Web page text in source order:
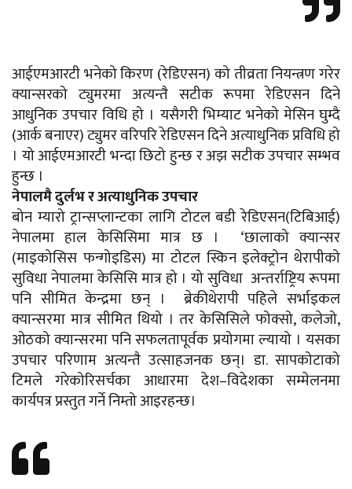
आईएमआरटी भनेको किरण (रेडिएसन) को तीव्रता नियन्त्रण गरेर
क्यान्सरको ट्युमरमा अत्यन्तै सटीक रूपमा रेडिएसन दिने
आधुनिक उपचार विधि हो । यसैगरी भिम्याट भनेको मेसिन घुम्दै
(आर्क बनाएर) ट्युमर वरिपरि रेडिएसन दिने अत्याधुनिक प्रविधि हो
। यो आईएमआरटी भन्दा छिटो हुन्छ र अझ सटीक उपचार सम्भव
हुन्छ ।
नेपालमै दुर्लभ र अत्याधुनिक उपचार
बोन म्यारो ट्रान्सप्लान्टका लागि टोटल बडी रेडिएसन(टिबिआई)
नेपालमा हाल केसिसिमा मात्र छ । ‘छालाको क्यान्सर
(माइकोसिस फन्गोइडिस) मा टोटल स्किन इलेक्ट्रोन थेरापीको
सुविधा नेपालमा केसिसि मात्र हो । यो सुविधा अन्तर्राष्ट्रिय रूपमा
पनि सीमित केन्द्रमा छन् । ब्रेकीथेरापी पहिले सर्भाइकल
क्यान्सरमा मात्र सीमित थियो । तर केसिसिले फोक्सो, कलेजो,
ओठको क्यान्सरमा पनि सफलतापूर्वक प्रयोगमा ल्यायो । यसका
उपचार परिणाम अत्यन्तै उत्साहजनक छन्। डा. सापकोटाको
टिमले गरेकोरिसर्चका आधारमा देश–विदेशका सम्मेलनमा
कार्यपत्र प्रस्तुत गर्ने निम्तो आइरहन्छ।